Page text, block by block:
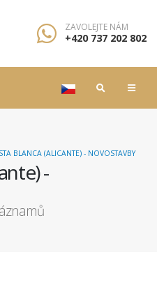
ZAVOLEJTE NÁM
+420 737 202 802
-
BLANCA (ALICANTE) - NOVOSTAVBY